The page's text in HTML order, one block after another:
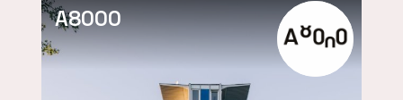
A8000